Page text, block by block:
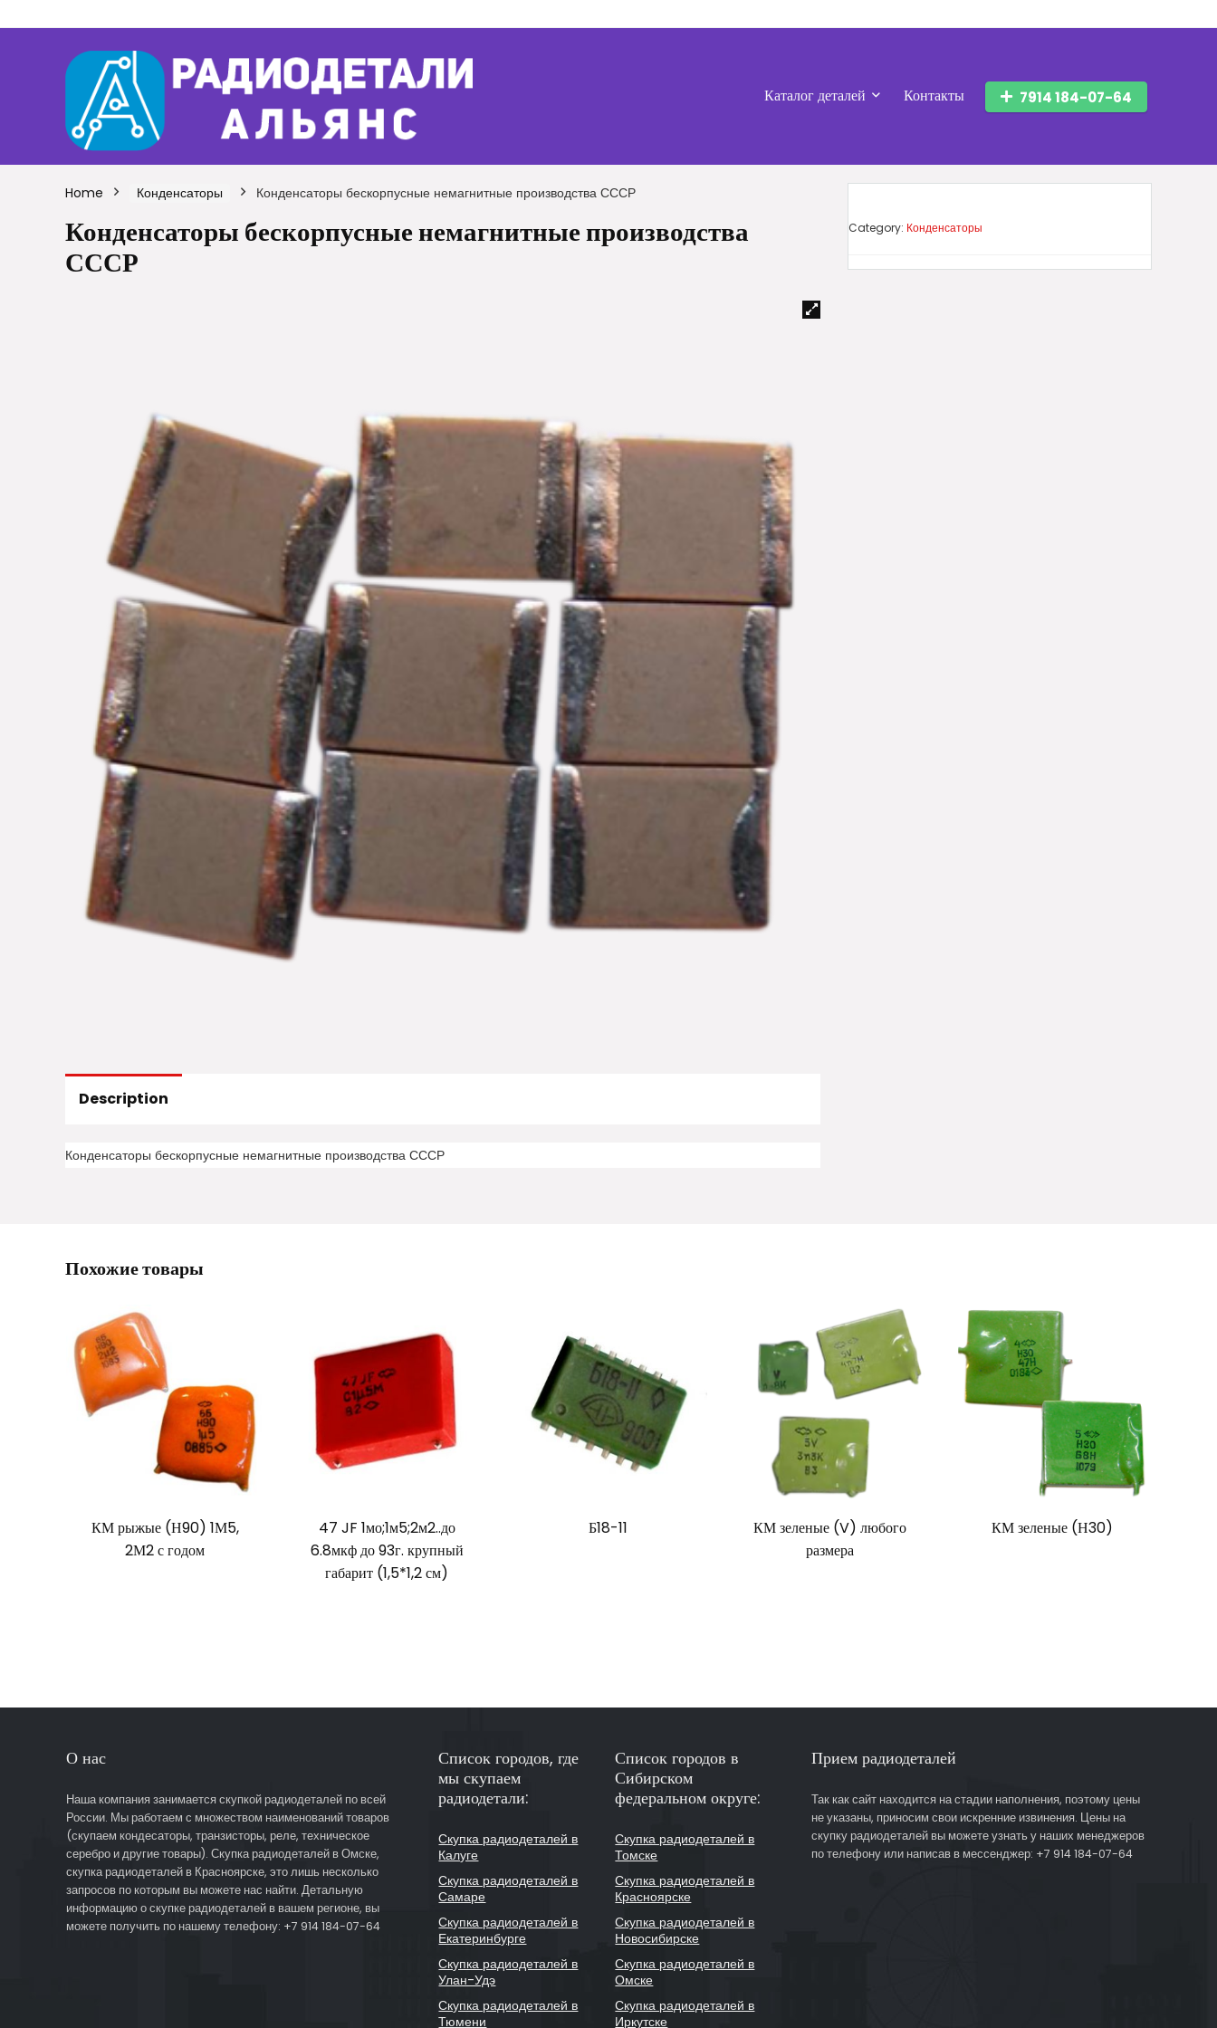
Каталог деталей Контакты 7914 184-07-64
Home Конденсаторы Конденсаторы бескорпусные немагнитные производства СССР
Конденсаторы бескорпусные немагнитные производства
СССР
Description
Конденсаторы бескорпусные немагнитные производства СССР
Category: Конденсаторы
Похожие товары
КМ рыжые (Н90) 1М5,
2М2 с годом
47 JF 1мо;1м5;2м2..до
6.8мкф до 93г. крупный
габарит (1,5*1,2 см)
Б18-11
КМ зеленые (V) любого
размера
КМ зеленые (Н30)
О нас
Наша компания занимается скупкой радиодеталей по всей
России. Мы работаем с множеством наименований товаров
(скупаем кондесаторы, транзисторы, реле, техническое
серебро и другие товары). Скупка радиодеталей в Омске,
скупка радиодеталей в Красноярске, это лишь несколько
запросов по которым вы можете нас найти. Детальную
информацию о скупке радиодеталей в вашем регионе, вы
можете получить по нашему телефону: +7 914 184-07-64
Список городов, где
мы скупаем
радиодетали:
Скупка радиодеталей в
Калуге
Скупка радиодеталей в
Самаре
Скупка радиодеталей в
Екатеринбурге
Скупка радиодеталей в
Улан-Удэ
Скупка радиодеталей в
Тюмени
Список городов в
Сибирском
федеральном округе:
Скупка радиодеталей в
Томске
Скупка радиодеталей в
Красноярске
Скупка радиодеталей в
Новосибирске
Скупка радиодеталей в
Омске
Скупка радиодеталей в
Иркутске
Прием радиодеталей
Так как сайт находится на стадии наполнения, поэтому цены
не указаны, приносим свои искренние извинения. Цены на
скупку радиодеталей вы можете узнать у наших менеджеров
по телефону или написав в мессенджер: +7 914 184-07-64